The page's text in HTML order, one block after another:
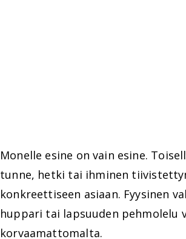
Monelle esine on vain esine.
tunne, hetki tai ihminen
konkreettiseen asiaan. Fyysinen
huppari tai lapsuuden pehmolelu
korvaamattomalta.